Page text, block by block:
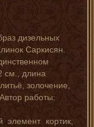
дизельных
Саркисян.
см., длина
золочение,
работы:
элемент кортик,